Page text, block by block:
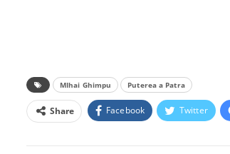
MIhai Ghimpu Puterea a Patra
Share Facebook Twitter